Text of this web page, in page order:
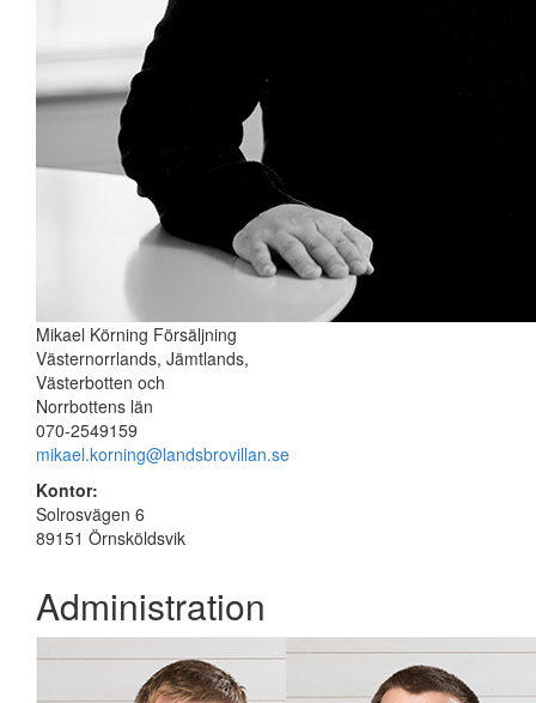
Mikael Körning Försäljning
Västernorrlands, Jämtlands,
Västerbotten och
Norrbottens län
070-2549159
mikael.korning@landsbrovillan.se
Kontor:
Solrosvägen 6
89151 Örnsköldsvik
Administration